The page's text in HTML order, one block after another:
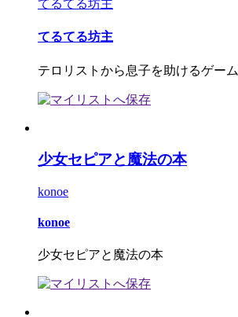
てるてる坊主
てるてる坊主
テロリストから息子を助けるゲーム
少女セピアと魔法の本
konoe
konoe
少女セピアと魔法の本